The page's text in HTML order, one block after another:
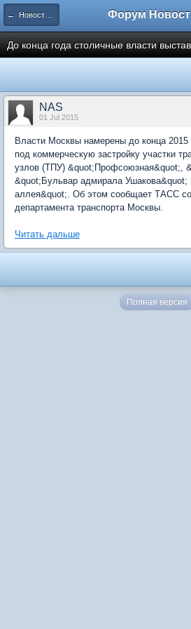
← Новости рынка недвижимости
До конца года столичные власти
NAS
01 Jul 2015
Власти Москвы намерены до конца 2015
под коммерческую застройку участки
узлов (ТПУ) &quot;Профсоюзная&quot;,
&quot;Бульвар адмирала Ушакова&quot;
аллея&quot;. Об этом сообщает ТАСС
департамента транспорта Москвы.
Читать дальше
Полная версия